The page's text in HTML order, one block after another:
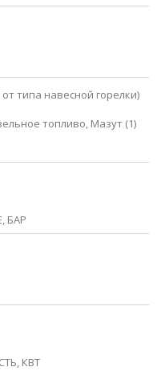
типа навесной горелки)
топливо, Мазут (1)
БАР
КВТ